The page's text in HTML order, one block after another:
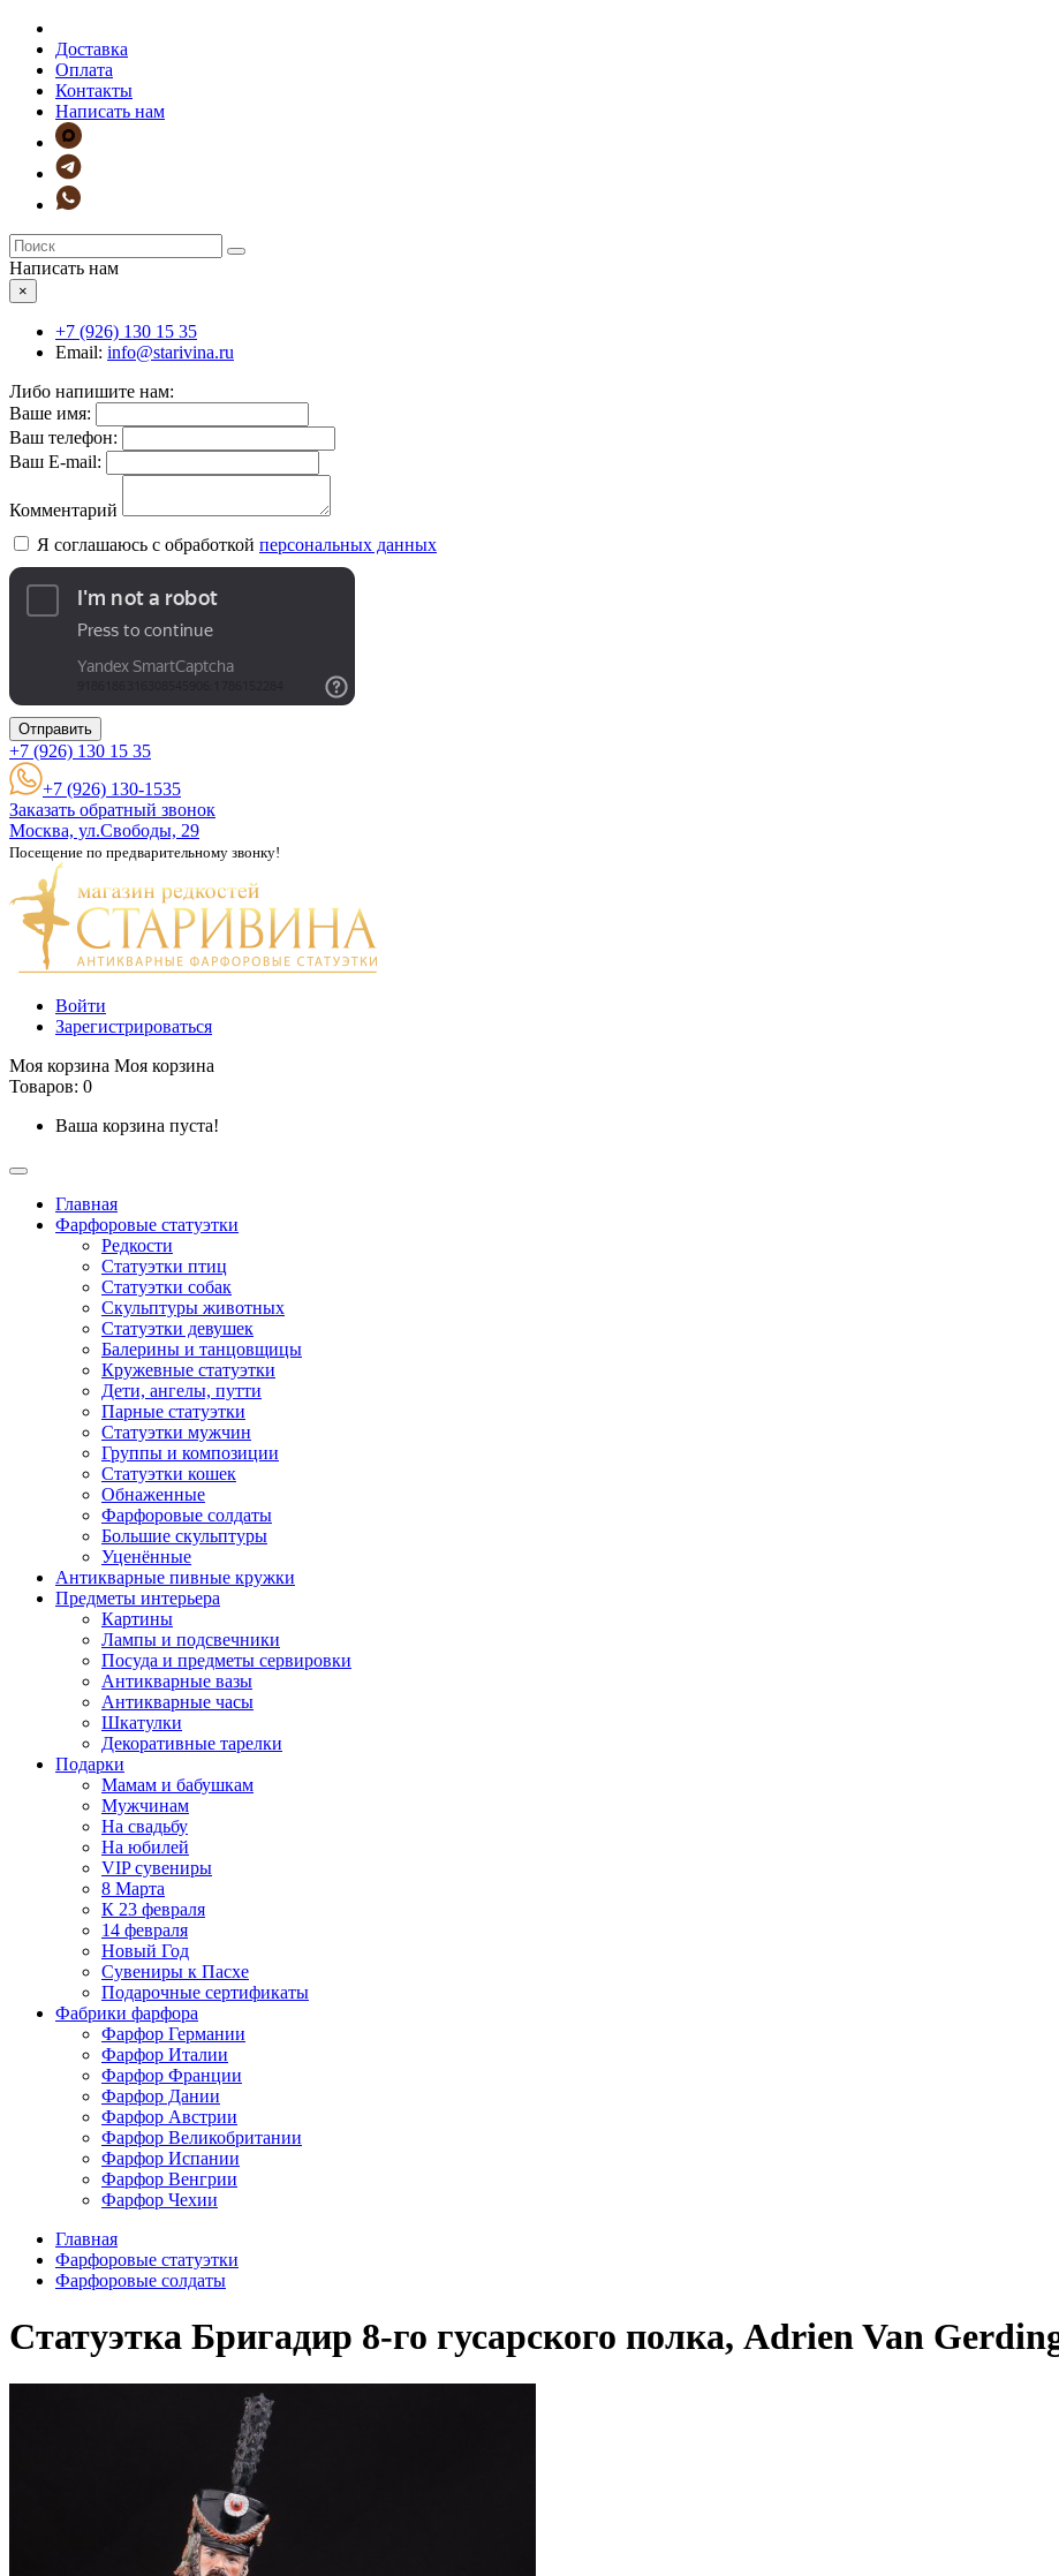
Доставка
Оплата
Контакты
Написать нам
Написать нам
×
+7 (926) 130 15 35
Email: info@starivina.ru
Либо напишите нам:
Ваше имя:
Ваш телефон:
Ваш E-mail:
Комментарий
Я соглашаюсь с обработкой персональных данных
Отправить
+7 (926) 130 15 35
+7 (926) 130-1535
Заказать обратный звонок
Москва, ул.Свободы, 29
Посещение по предварительному звонку!
Войти
Зарегистрироваться
Моя корзина Моя корзина
Товаров: 0
Ваша корзина пуста!
Главная
Фарфоровые статуэтки
Редкости
Cтатуэтки птиц
Cтатуэтки собак
Скульптуры животных
Статуэтки девушек
Балерины и танцовщицы
Кружевные статуэтки
Дети, ангелы, путти
Парные статуэтки
Статуэтки мужчин
Группы и композиции
Статуэтки кошек
Обнаженные
Фарфоровые солдаты
Большие скульптуры
Уценённые
Антикварные пивные кружки
Предметы интерьера
Картины
Лампы и подсвечники
Посуда и предметы сервировки
Антикварные вазы
Антикварные часы
Шкатулки
Декоративные тарелки
Подарки
Мамам и бабушкам
Мужчинам
На свадьбу
На юбилей
VIP сувениры
8 Марта
К 23 февраля
14 февраля
Новый Год
Сувениры к Пасхе
Подарочные сертификаты
Фабрики фарфора
Фарфор Германии
Фарфор Италии
Фарфор Франции
Фарфор Дании
Фарфор Австрии
Фарфор Великобритании
Фарфор Испании
Фарфор Венгрии
Фарфор Чехии
Главная
Фарфоровые статуэтки
Фарфоровые солдаты
Статуэтка Бригадир 8-го гусарского полка, Adrien Van